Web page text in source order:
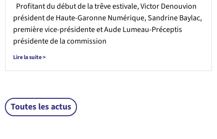
Profitant du début de la trêve estivale, Victor Denouvion
président de Haute-Garonne Numérique, Sandrine Baylac,
première vice-présidente et Aude Lumeau-Préceptis
présidente de la commission
Lire la suite >
Toutes les actus